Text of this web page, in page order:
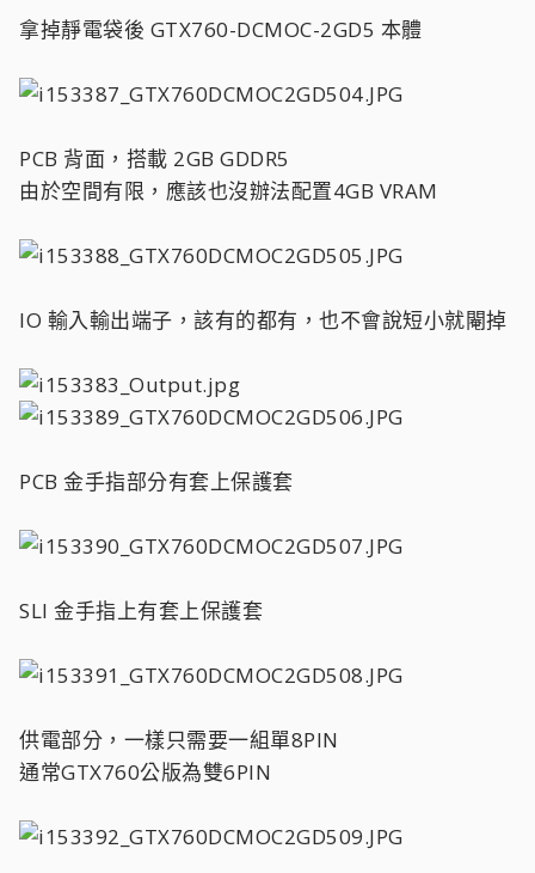
拿掉靜電袋後 GTX760-DCMOC-2GD5 本體
PCB 背面，搭載 2GB GDDR5
由於空間有限，應該也沒辦法配置4GB VRAM
IO 輸入輸出端子，該有的都有，也不會說短小就閹掉
PCB 金手指部分有套上保護套
SLI 金手指上有套上保護套
供電部分，一樣只需要一組單8PIN
通常GTX760公版為雙6PIN